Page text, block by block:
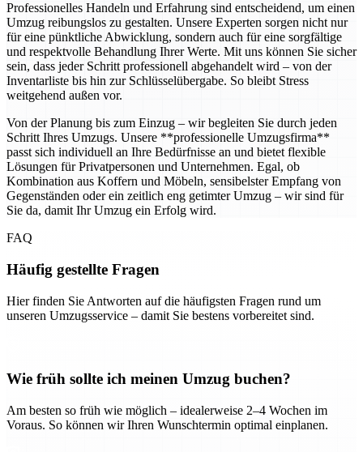
Professionelles Handeln und Erfahrung sind entscheidend, um einen
Umzug reibungslos zu gestalten. Unsere Experten sorgen nicht nur
für eine pünktliche Abwicklung, sondern auch für eine sorgfältige
und respektvolle Behandlung Ihrer Werte. Mit uns können Sie sicher
sein, dass jeder Schritt professionell abgehandelt wird – von der
Inventarliste bis hin zur Schlüsselübergabe. So bleibt Stress
weitgehend außen vor.
Von der Planung bis zum Einzug – wir begleiten Sie durch jeden
Schritt Ihres Umzugs. Unsere **professionelle Umzugsfirma**
passt sich individuell an Ihre Bedürfnisse an und bietet flexible
Lösungen für Privatpersonen und Unternehmen. Egal, ob
Kombination aus Koffern und Möbeln, sensibelster Empfang von
Gegenständen oder ein zeitlich eng getimter Umzug – wir sind für
Sie da, damit Ihr Umzug ein Erfolg wird.
FAQ
Häufig gestellte Fragen
Hier finden Sie Antworten auf die häufigsten Fragen rund um
unseren Umzugsservice – damit Sie bestens vorbereitet sind.
Wie früh sollte ich meinen Umzug buchen?
Am besten so früh wie möglich – idealerweise 2–4 Wochen im
Voraus. So können wir Ihren Wunschtermin optimal einplanen.